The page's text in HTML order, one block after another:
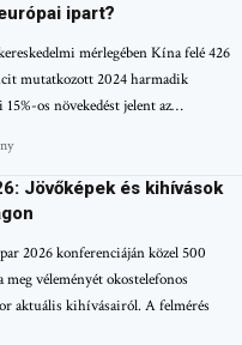
ipart?
mérlegében Kína felé 426
mutatkozott 2024 harmadik
15%-os növekedést jelent az…
Jövőképek és kihívások
2026 konferenciáján közel 500
meg véleményét okostelefonos
aktuális kihívásairól. A felmérés